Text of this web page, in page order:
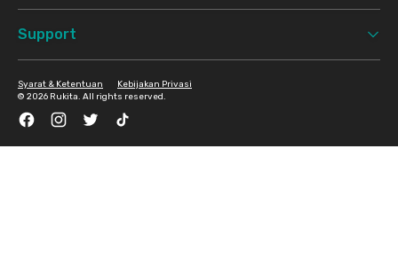
Support
© 2026 Rukita. All rights reserved.
Syarat & Ketentuan Kebijakan Privasi
FacebookInstagramTwitter TikTok